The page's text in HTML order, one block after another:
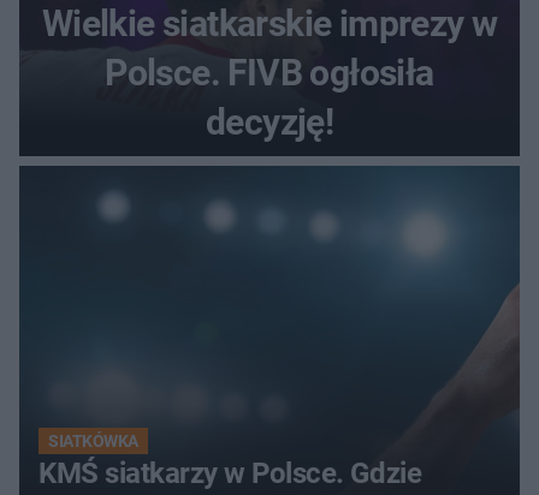
Wielkie siatkarskie imprezy w
Polsce. FIVB ogłosiła
decyzję!
SIATKÓWKA
KMŚ siatkarzy w Polsce. Gdzie